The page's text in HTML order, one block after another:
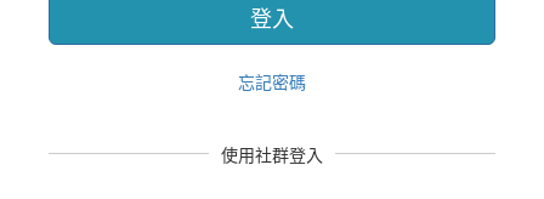
登入
忘記密碼
使用社群登入